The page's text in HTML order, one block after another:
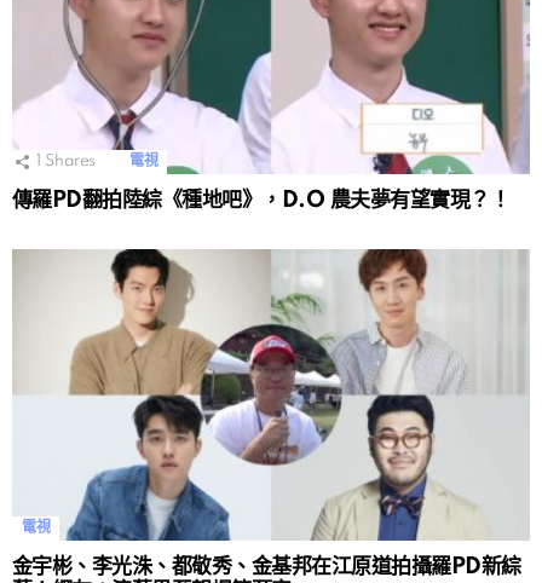
Shares 電視
傳羅PD翻拍陸綜《種地吧》，D.O 農夫夢有望實現？！
電視
金宇彬、李光洙、都敬秀、金基邦在江原道拍攝羅PD新綜